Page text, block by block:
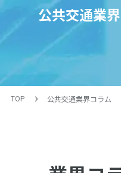
公共交通業
TOP 公共交通業界コラム